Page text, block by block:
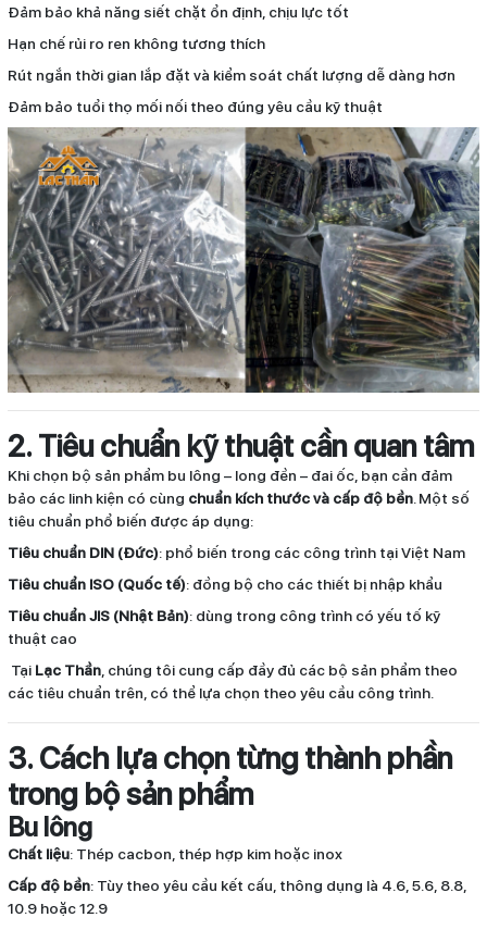
Đảm bảo khả năng siết chặt ổn định, chịu lực tốt
Hạn chế rủi ro ren không tương thích
Rút ngắn thời gian lắp đặt và kiểm soát chất lượng dễ dàng hơn
Đảm bảo tuổi thọ mối nối theo đúng yêu cầu kỹ thuật
2. Tiêu chuẩn kỹ thuật cần quan tâm
Khi chọn bộ sản phẩm bu lông – long đền – đai ốc, bạn cần đảm
bảo các linh kiện có cùng chuẩn kích thước và cấp độ bền. Một số
tiêu chuẩn phổ biến được áp dụng:
Tiêu chuẩn DIN (Đức): phổ biến trong các công trình tại Việt Nam
Tiêu chuẩn ISO (Quốc tế): đồng bộ cho các thiết bị nhập khẩu
Tiêu chuẩn JIS (Nhật Bản): dùng trong công trình có yếu tố kỹ
thuật cao
Tại Lạc Thần, chúng tôi cung cấp đầy đủ các bộ sản phẩm theo
các tiêu chuẩn trên, có thể lựa chọn theo yêu cầu công trình.
3. Cách lựa chọn từng thành phần
trong bộ sản phẩm
Bu lông
Chất liệu: Thép cacbon, thép hợp kim hoặc inox
Cấp độ bền: Tùy theo yêu cầu kết cấu, thông dụng là 4.6, 5.6, 8.8,
10.9 hoặc 12.9